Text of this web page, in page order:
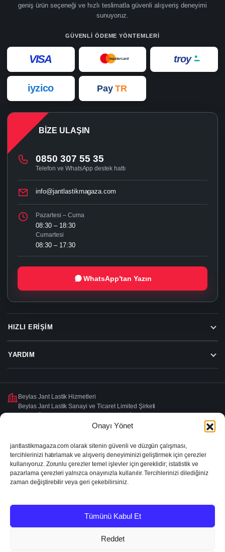
Onayı Yönet
jantlastikmagaza.com olarak sitenin güvenli ve düzgün çalışması,
tercihlerinizi hatırlamak ve alışveriş deneyiminizi geliştirmek için çerezler
kullanıyoruz. Zorunlu çerezler temel işlevler için gereklidir; istatistik ve
pazarlama çerezleri yalnızca onayınızla kullanılır. Tercihlerinizi dilediğiniz
zaman değiştirebilir veya geri çekebilirsiniz.
Tümünü Kabul Et
Reddet
geniş ürün seçeneği ve hızlı teslimatla güvenli alışveriş deneyimi
sunuyoruz.
GÜVENLI ÖDEME YÖNTEMLERI
VISA mastercard troy
iyzico Pay TR
HIZLI ERIŞIM
YARDIM
BIZE ULAŞIN
0850 307 55 35
Telefon ve WhatsApp destek hattı
info@jantlastikmagaza.com
Pazartesi – Cuma
08:30 – 18:30
Cumartesi
08:30 – 17:30
WhatsApp’tan Yazın
Beylas Jant Lastik Hizmetleri
Beylas Jant Lastik Sanayi ve Ticaret Limited Şirketi
2026 © Jant Lastik Mağaza
KVKK ve GizlilikŞartlar ve Koşullar